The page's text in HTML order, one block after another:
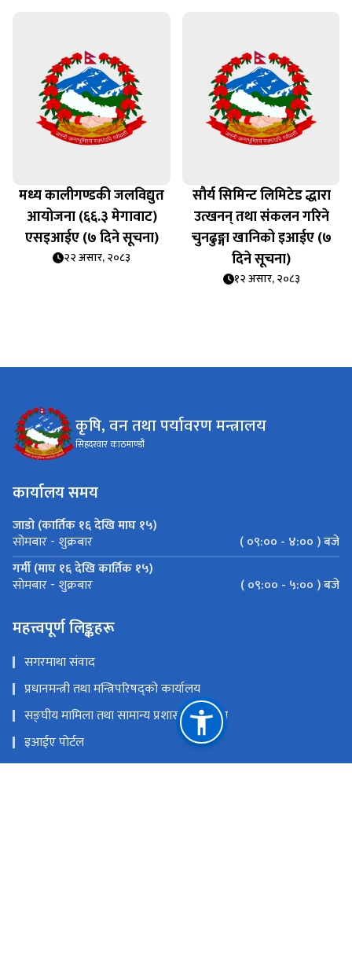
मध्य कालीगण्डकी जलविद्युत
आयोजना (६६.३ मेगावाट)
एसइआईए (७ दिने सूचना)
२२ असार, २०८३
सौर्य सिमिन्ट लिमिटेड द्धारा
उत्खनन् तथा संकलन गरिने
चुनढुङ्गा खानिको इआईए (७
दिने सूचना)
१२ असार, २०८३
कृषि, वन तथा पर्यावरण मन्त्रालय
सिहदरवार काठमाण्डौं
कार्यालय समय
जाडो (कार्तिक १६ देखि माघ १५)
सोमबार - शुक्रबार
( ०९:०० - ४:०० ) बजे
गर्मी (माघ १६ देखि कार्तिक १५)
सोमबार - शुक्रबार ( ०९:०० - ५:०० ) बजे
महत्त्वपूर्ण लिङ्कहरू
सगरमाथा संवाद
प्रधानमन्त्री तथा मन्त्रिपरिषद्को कार्यालय
सङ्‍घीय मामिला तथा सामान्य प्रशासन मन्त्रालय
इआईए पोर्टल
परराष्ट्र मन्त्रालय